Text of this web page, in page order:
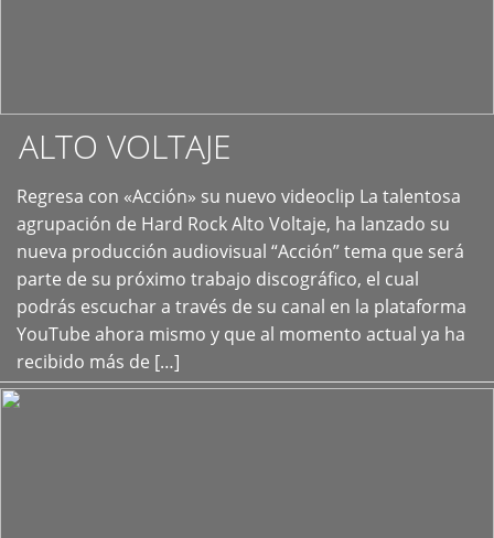
ALTO VOLTAJE
Regresa con «Acción» su nuevo videoclip La talentosa
agrupación de Hard Rock Alto Voltaje, ha lanzado su
nueva producción audiovisual “Acción” tema que será
parte de su próximo trabajo discográfico, el cual
podrás escuchar a través de su canal en la plataforma
YouTube ahora mismo y que al momento actual ya ha
recibido más de […]
+